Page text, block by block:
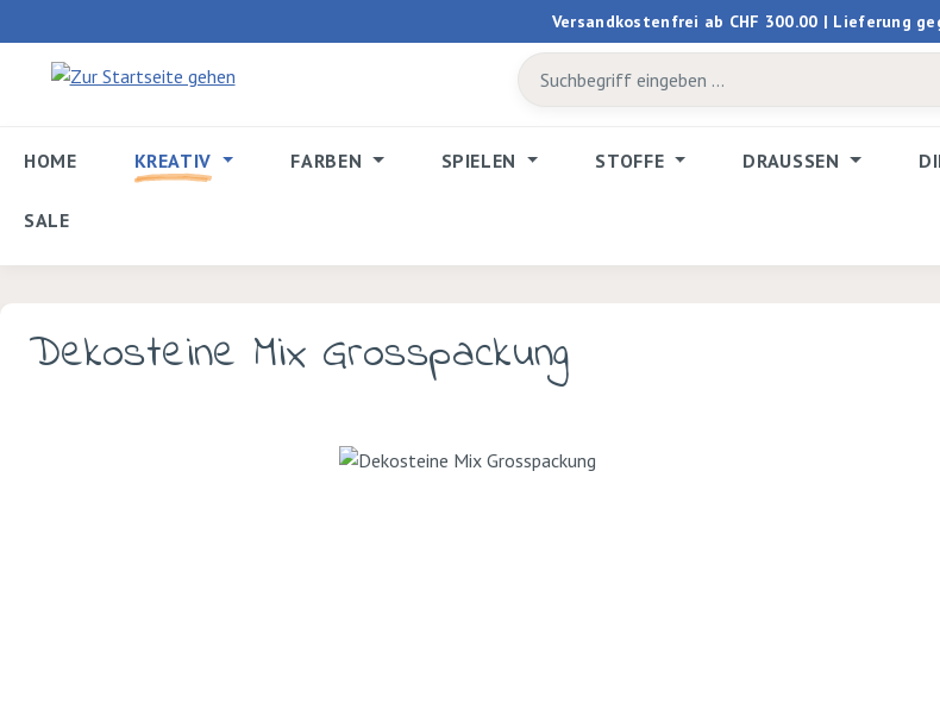
Versandkostenfrei ab CHF 300.00 | Lieferung
HOME KREATIV FARBEN SPIELEN STOFFE DRAUSSEN
SALE
Dekosteine Mix Grosspackung